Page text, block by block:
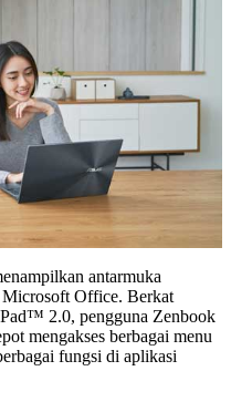
antarmuka
Microsoft Office. Berkat
2.0, pengguna Zenbook
mengakses berbagai menu
fungsi di aplikasi